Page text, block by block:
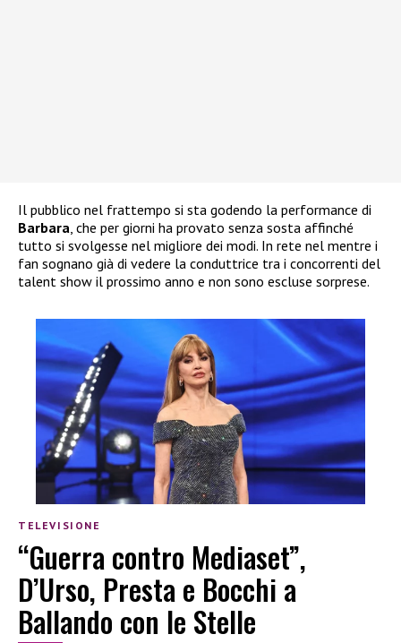
Il pubblico nel frattempo si sta godendo la performance di
Barbara, che per giorni ha provato senza sosta affinché
tutto si svolgesse nel migliore dei modi. In rete nel mentre i
fan sognano già di vedere la conduttrice tra i concorrenti del
talent show il prossimo anno e non sono escluse sorprese.
TELEVISIONE
“Guerra contro Mediaset”,
D’Urso, Presta e Bocchi a
Ballando con le Stelle